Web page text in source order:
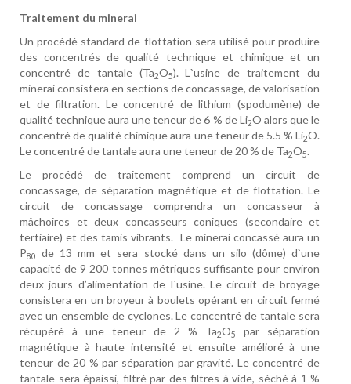
Traitement du minerai
Un procédé standard de flottation sera utilisé pour produire
des concentrés de qualité technique et chimique et un
concentré de tantale (Ta2O5). L`usine de traitement du
minerai consistera en sections de concassage, de valorisation
et de filtration. Le concentré de lithium (spodumène) de
qualité technique aura une teneur de 6 % de Li2O alors que le
concentré de qualité chimique aura une teneur de 5.5 % Li2O.
Le concentré de tantale aura une teneur de 20 % de Ta2O5.
Le procédé de traitement comprend un circuit de
concassage, de séparation magnétique et de flottation. Le
circuit de concassage comprendra un concasseur à
mâchoires et deux concasseurs coniques (secondaire et
tertiaire) et des tamis vibrants. Le minerai concassé aura un
P80
de 13 mm et sera stocké dans un silo (dôme) d`une
capacité de 9 200 tonnes métriques suffisante pour environ
deux jours d’alimentation de l`usine. Le circuit de broyage
consistera en un broyeur à boulets opérant en circuit fermé
avec un ensemble de cyclones. Le concentré de tantale sera
récupéré à une teneur de 2 % Ta2O5
par séparation
magnétique à haute intensité et ensuite amélioré à une
teneur de 20 % par séparation par gravité. Le concentré de
tantale sera épaissi, filtré par des filtres à vide, séché à 1 %